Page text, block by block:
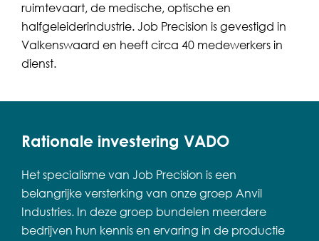
ruimtevaart, de medische, optische en
halfgeleiderindustrie. Job Precision is gevestigd in
Valkenswaard en heeft circa 40 medewerkers in
dienst.
Rationale investering VADO
Het specialisme van Job Precision is een
belangrijke versterking van onze groep Anvil
Industries. In deze groep bundelen meerdere
bedrijven hun kennis en ervaring in de productie